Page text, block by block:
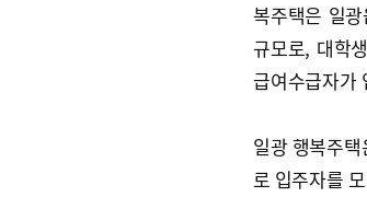
복주택은 일
규모로, 대학
급여수급자가
일광 행복주
로 입주자를